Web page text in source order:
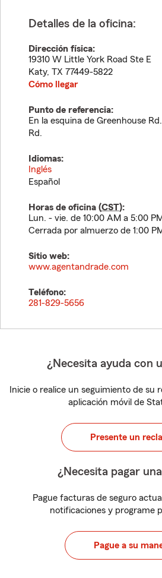
Detalles de la oficina:
Dirección física:
19310 W Little York Road Ste E
Katy, TX 77449-5822
Cómo llegar
Punto de referencia:
En la esquina de Greenhouse
Rd.
Idiomas:
Inglés
Español
Horas de oficina (CST):
Lun. - vie. de 10:00 AM a 5:00 PM
Cerrada por almuerzo de 1:00
Sitio web:
www.agentandrade.com
Teléfono:
281-829-5656
¿Necesita ayuda con
Inicie o realice un seguimiento de su
aplicación móvil de
Presente un
¿Necesita pagar
Pague facturas de seguro
notificaciones y programe
Pague a su